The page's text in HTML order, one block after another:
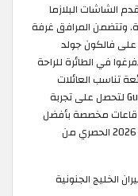
الشاشات البلازما
وتتضمن المرافق غرفة
فالكون جولد
في الطائرة للراحة
تناسب العائلات
وجميع الأفراد. بادر بالحجز الآن من موقع Gulf Air لتحصل على تجربة
مخصصة بأفضل
الأسعار فور تطبيق كوبون خصم طيران الخليج 2026 الحصري من
الخليج الجنونية